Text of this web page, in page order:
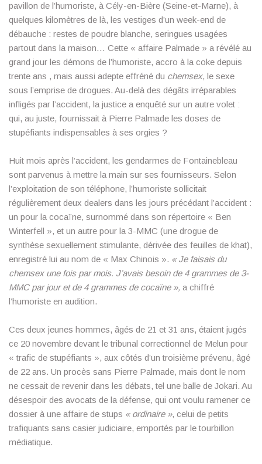
pavillon de l’humoriste, à Cély-en-Bière (Seine-et-Marne), à
quelques kilomètres de là, les vestiges d’un week-end de
débauche : restes de poudre blanche, seringues usagées
partout dans la maison… Cette « affaire Palmade » a révélé au
grand jour les démons de l’humoriste, accro à la coke depuis
trente ans , mais aussi adepte effréné du chemsex, le sexe
sous l’emprise de drogues. Au-delà des dégâts irréparables
infligés par l’accident, la justice a enquêté sur un autre volet :
qui, au juste, fournissait à Pierre Palmade les doses de
stupéfiants indispensables à ses orgies ?
Huit mois après l’accident, les gendarmes de Fontainebleau
sont parvenus à mettre la main sur ses fournisseurs. Selon
l’exploitation de son téléphone, l’humoriste sollicitait
régulièrement deux dealers dans les jours précédant l’accident :
un pour la cocaïne, surnommé dans son répertoire « Ben
Winterfell », et un autre pour la 3-MMC (une drogue de
synthèse sexuellement stimulante, dérivée des feuilles de khat),
enregistré lui au nom de « Max Chinois ». « Je faisais du
chemsex une fois par mois. J’avais besoin de 4 grammes de 3-
MMC par jour et de 4 grammes de cocaïne », a chiffré
l’humoriste en audition.
Ces deux jeunes hommes, âgés de 21 et 31 ans, étaient jugés
ce 20 novembre devant le tribunal correctionnel de Melun pour
« trafic de stupéfiants », aux côtés d’un troisième prévenu, âgé
de 22 ans. Un procès sans Pierre Palmade, mais dont le nom
ne cessait de revenir dans les débats, tel une balle de Jokari. Au
désespoir des avocats de la défense, qui ont voulu ramener ce
dossier à une affaire de stups « ordinaire », celui de petits
trafiquants sans casier judiciaire, emportés par le tourbillon
médiatique.